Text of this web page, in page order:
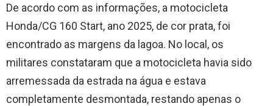
De acordo com as informações, a motocicleta
Honda/CG 160 Start, ano 2025, de cor prata, foi
encontrado as margens da lagoa. No local, os
militares constataram que a motocicleta havia sido
arremessada da estrada na água e estava
completamente desmontada, restando apenas o